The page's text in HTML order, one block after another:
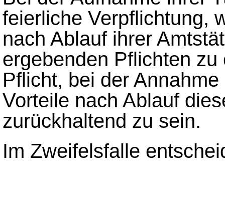
feierliche Verpflichtung,
nach Ablauf ihrer
ergebenden Pflichten
Pflicht, bei der
Vorteile nach Ablauf
zurückhaltend zu sein.
Im Zweifelsfalle